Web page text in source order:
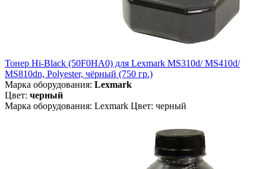
Тонер Hi-Black (50F0HA0) для Lexmark MS310d/ MS410d/
MS810dn, Polyester, чёрный (750 гр.)
Марка оборудования: Lexmark
Цвет: черный
Марка оборудования: Lexmark Цвет: черный